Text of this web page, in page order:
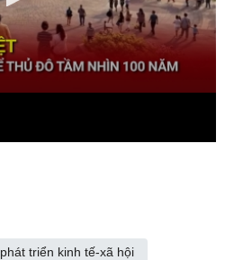
phát triển kinh tế-xã hội